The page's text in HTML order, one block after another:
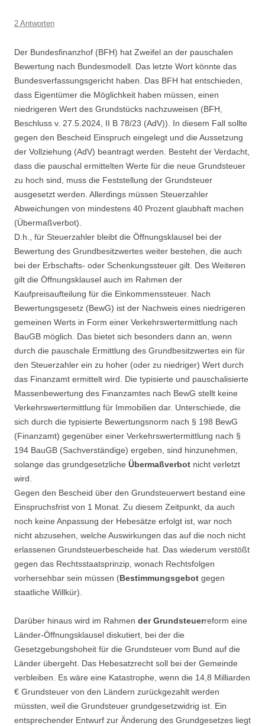
2 Antworten
Der Bundesfinanzhof (BFH) hat Zweifel an der pauschalen
Bewertung nach Bundesmodell. Das letzte Wort könnte das
Bundesverfassungsgericht haben. Das BFH hat entschieden,
dass Eigentümer die Möglichkeit haben müssen, einen
niedrigeren Wert des Grundstücks nachzuweisen (BFH,
Beschluss v. 27.5.2024, II B 78/23 (AdV)). In diesem Fall sollte
gegen den Bescheid Einspruch eingelegt und die Aussetzung
der Vollziehung (AdV) beantragt werden. Besteht der Verdacht,
dass die pauschal ermittelten Werte für die neue Grundsteuer
zu hoch sind, muss die Feststellung der Grundsteuer
ausgesetzt werden. Allerdings müssen Steuerzahler
Abweichungen von mindestens 40 Prozent glaubhaft machen
(Übermaßverbot).
D.h., für Steuerzahler bleibt die Öffnungsklausel bei der
Bewertung des Grundbesitzwertes weiter bestehen, die auch
bei der Erbschafts- oder Schenkungssteuer gilt. Des Weiteren
gilt die Öffnungsklausel auch im Rahmen der
Kaufpreisaufteilung für die Einkommenssteuer. Nach
Bewertungsgesetz (BewG) ist der Nachweis eines niedrigeren
gemeinen Werts in Form einer Verkehrswertermittlung nach
BauGB möglich. Das bietet sich besonders dann an, wenn
durch die pauschale Ermittlung des Grundbesitzwertes ein für
den Steuerzahler ein zu hoher (oder zu niedriger) Wert durch
das Finanzamt ermittelt wird. Die typisierte und pauschalisierte
Massenbewertung des Finanzamtes nach BewG stellt keine
Verkehrswertermittlung für Immobilien dar. Unterschiede, die
sich durch die typisierte Bewertungsnorm nach § 198 BewG
(Finanzamt) gegenüber einer Verkehrswertermittlung nach §
194 BauGB (Sachverständige) ergeben, sind hinzunehmen,
solange das grundgesetzliche Übermaßverbot nicht verletzt
wird.
Gegen den Bescheid über den Grundsteuerwert bestand eine
Einspruchsfrist von 1 Monat. Zu diesem Zeitpunkt, da auch
noch keine Anpassung der Hebesätze erfolgt ist, war noch
nicht abzusehen, welche Auswirkungen das auf die noch nicht
erlassenen Grundsteuerbescheide hat. Das wiederum verstößt
gegen das Rechtsstaatsprinzip, wonach Rechtsfolgen
vorhersehbar sein müssen (Bestimmungsgebot gegen
staatliche Willkür).
Darüber hinaus wird im Rahmen der Grundsteuerreform eine
Länder-Öffnungsklausel diskutiert, bei der die
Gesetzgebungshoheit für die Grundsteuer vom Bund auf die
Länder übergeht. Das Hebesatzrecht soll bei der Gemeinde
verbleiben. Es wäre eine Katastrophe, wenn die 14,8 Milliarden
€ Grundsteuer von den Ländern zurückgezahlt werden
müssten, weil die Grundsteuer grundgesetzwidrig ist. Ein
entsprechender Entwurf zur Änderung des Grundgesetzes liegt